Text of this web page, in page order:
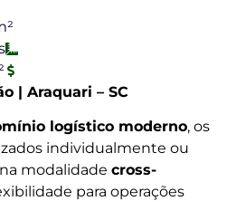
| Araquari – SC
logístico moderno, os
individualmente ou
modalidade cross-
para operações